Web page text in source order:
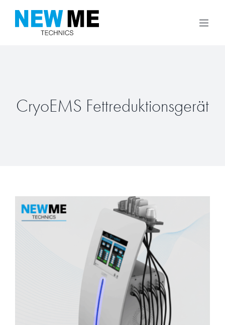
Inhalt
springen
CryoEMS Fettreduktionsgerät